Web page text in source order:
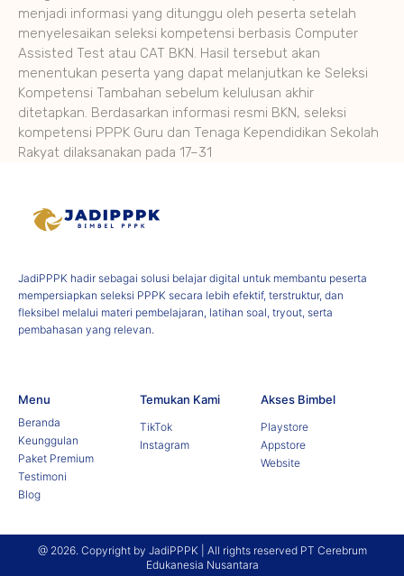
menjadi informasi yang ditunggu oleh peserta setelah
menyelesaikan seleksi kompetensi berbasis Computer
Assisted Test atau CAT BKN. Hasil tersebut akan
menentukan peserta yang dapat melanjutkan ke Seleksi
Kompetensi Tambahan sebelum kelulusan akhir
ditetapkan. Berdasarkan informasi resmi BKN, seleksi
kompetensi PPPK Guru dan Tenaga Kependidikan Sekolah
Rakyat dilaksanakan pada 17–31
JadiPPPK hadir sebagai solusi belajar digital untuk membantu peserta
mempersiapkan seleksi PPPK secara lebih efektif, terstruktur, dan
fleksibel melalui materi pembelajaran, latihan soal, tryout, serta
pembahasan yang relevan.
Menu
Beranda
Keunggulan
Paket Premium
Testimoni
Blog
Temukan Kami
TikTok
Instagram
Akses Bimbel
Playstore
Appstore
Website
@ 2026. Copyright by JadiPPPK | All rights reserved PT Cerebrum
Edukanesia Nusantara​